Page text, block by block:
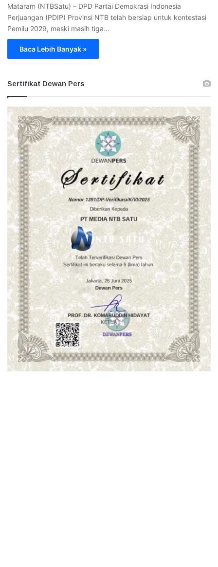
Mataram (NTBSatu) – DPD Partai Demokrasi Indonesia
Perjuangan (PDIP) Provinsi NTB telah bersiap untuk kontestasi
Pemilu 2029, meski masih tiga…
Baca Lebih Banyak »
Sertifikat Dewan Pers